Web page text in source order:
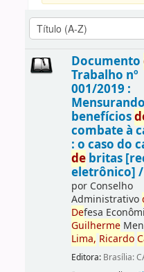
Documento
Trabalho nº
001/2019 :
benefícios
combate à
: o caso do
debritas
eletrônico] /
por Conselho
Administrativo
Defesa
GuilhermeMen
Lima, Ricardo
Editora: Brasília: